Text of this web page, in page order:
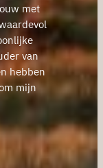
met
van
hebben
mijn